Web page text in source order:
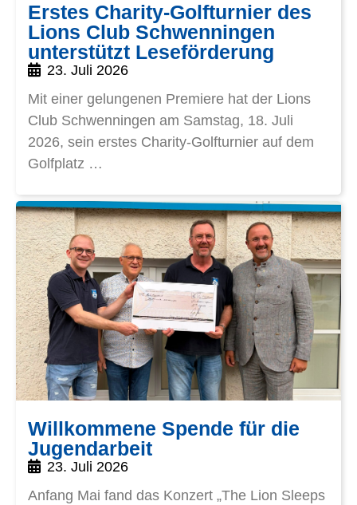
Erstes Charity-Golfturnier des
Lions Club Schwenningen
unterstützt Leseförderung
23. Juli 2026
Mit einer gelungenen Premiere hat der Lions
Club Schwenningen am Samstag, 18. Juli
2026, sein erstes Charity-Golfturnier auf dem
Golfplatz …
Willkommene Spende für die
Jugendarbeit
23. Juli 2026
Anfang Mai fand das Konzert „The Lion Sleeps